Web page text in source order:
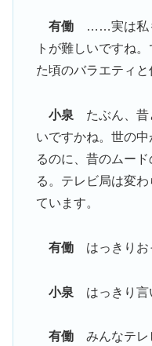
有働……実は私も
トが難しいですね
た頃のバラエティと
小泉 たぶん、昔
いですかね。世の
るのに、昔のムー
る。テレビ局は変
ています。
有働はっきりお
小泉 はっきり言
有働みんなテレ